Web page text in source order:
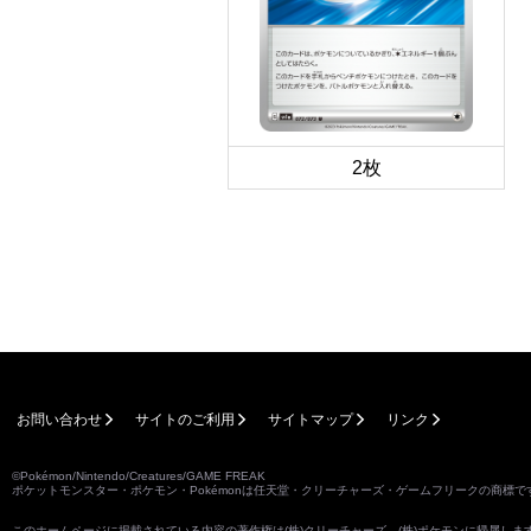
2枚
お問い合わせ サイトのご利用 サイトマップ リンク
©Pokémon/Nintendo/Creatures/GAME FREAK
ポケットモンスター・ポケモン・Pokémonは任天堂・クリーチャーズ・ゲームフリークの商標で